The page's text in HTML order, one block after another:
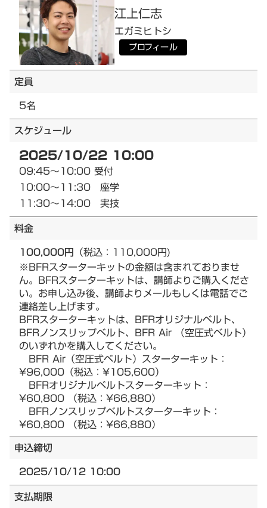
江上仁志
エガミヒトシ
プロフィール
定員
5名
スケジュール
2025/10/22 10:00
09:45～10:00 受付
10:00～11:30 座学
11:30～14:00 実技
料金
100,000円 （税込：110,000円)
※BFRスターターキットの金額は含まれておりませ
ん。BFRスターターキットは、講師よりご購入くださ
い。お申し込み後、講師よりメールもしくは電話でご
連絡差し上げます。
BFRスターターキットは、BFRオリジナルベルト、
BFRノンスリップベルト、BFR Air （空圧式ベルト）
のいずれかを購入してください。
BFR Air（空圧式ベルト）スターターキット：
¥96,000（税込：¥105,600）
BFRオリジナルベルトスターターキット：
¥60,800 （税込：¥66,880）
BFRノンスリップベルトスターターキット：
¥60,800 （税込：¥66,880）
申込締切
2025/10/12 10:00
支払期限